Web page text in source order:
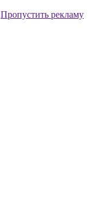
Пропустить рекламу